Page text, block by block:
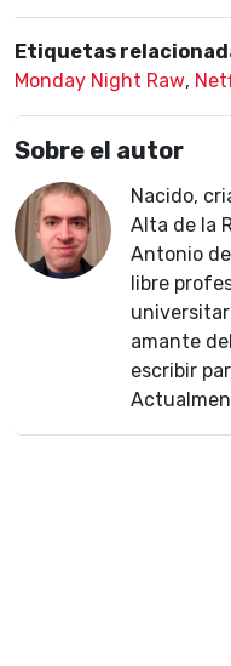
Etiquetas
Monday Night Raw,
Sobre el autor
Nacido,
Alta de la
Antonio
libre
amante
escribir